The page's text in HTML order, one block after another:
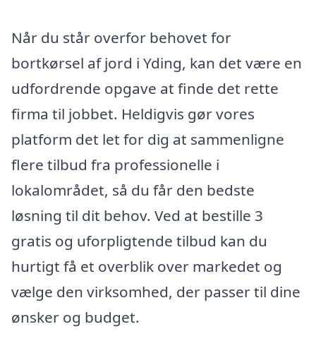
Når du står overfor behovet for
bortkørsel af jord i Yding, kan det være en
udfordrende opgave at finde det rette
firma til jobbet. Heldigvis gør vores
platform det let for dig at sammenligne
flere tilbud fra professionelle i
lokalområdet, så du får den bedste
løsning til dit behov. Ved at bestille 3
gratis og uforpligtende tilbud kan du
hurtigt få et overblik over markedet og
vælge den virksomhed, der passer til dine
ønsker og budget.